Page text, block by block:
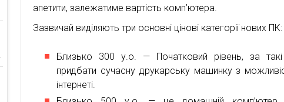
апетити, залежатиме вартість комп’ютера.
Зазвичай виділяють три основні цінові категорії нових ПК:
Близько 300 у.о. — Початковий рівень, за
придбати сучасну друкарську машинку з
інтернеті.